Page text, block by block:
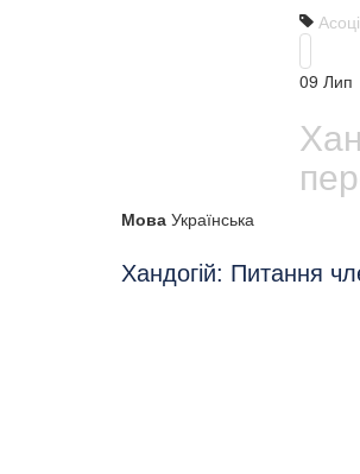
09 Лип
Мова Українська
Хандогій: Питання